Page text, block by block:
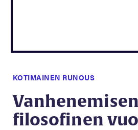
KOTIMAINEN RUNOUS
Vanhenemisen
filosofinen